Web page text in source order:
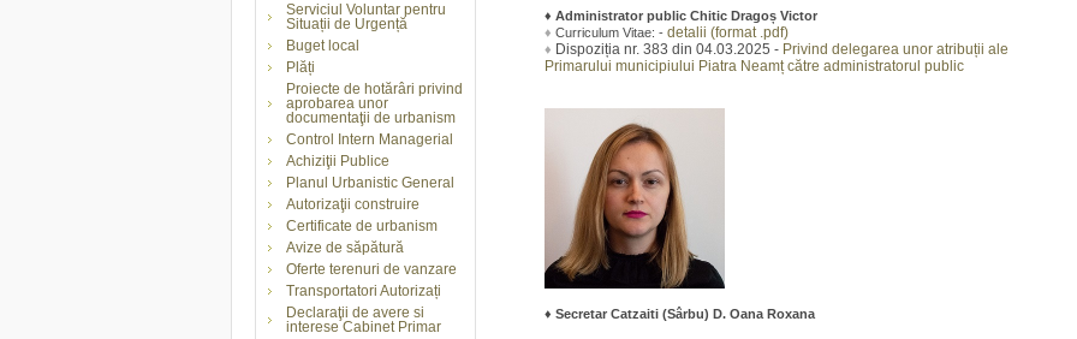
Serviciul Voluntar pentru
Situații de Urgență
Buget local
Plăți
Proiecte de hotărâri privind
aprobarea unor
documentaţii de urbanism
Control Intern Managerial
Achiziţii Publice
Planul Urbanistic General
Autorizaţii construire
Certificate de urbanism
Avize de săpătură
Oferte terenuri de vanzare
Transportatori Autorizați
Declaraţii de avere si
interese Cabinet Primar
♦ Administrator public Chitic Dragoș Victor
♦ Curriculum Vitae: - detalii (format .pdf)
♦ Dispoziția nr. 383 din 04.03.2025 - Privind delegarea unor atribuții ale
Primarului municipiului Piatra Neamț către administratorul public
♦ Secretar Catzaiti (Sârbu) D. Oana Roxana